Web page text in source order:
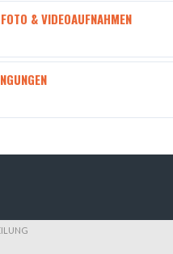
& VIDEOAUFNAHMEN